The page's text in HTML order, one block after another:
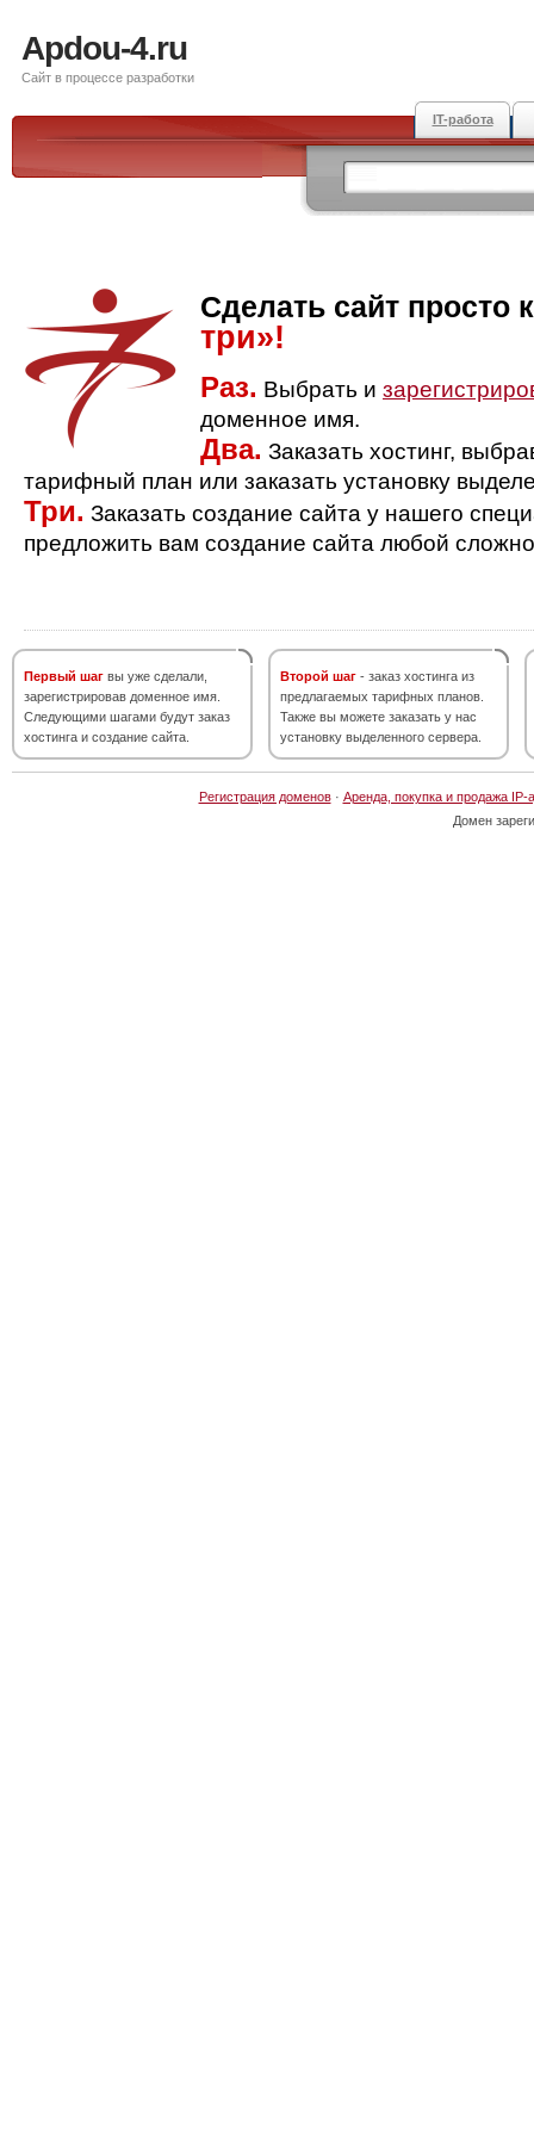
Apdou-4.ru
Сайт в процессе разработки
IT-работа
Сделать сайт просто
три»!
Раз. Выбрать и
доменное имя.
Два. Заказать хостинг,
тарифный план или заказать установку
Три. Заказать создание сайта у нашего
предложить вам создание сайта любой
Первый шаг вы уже сделали,
зарегистрировав доменное имя.
Следующими шагами будут заказ
хостинга и создание сайта.
Второй шаг - заказ хостинга из
предлагаемых тарифных планов.
Также вы можете заказать у нас
установку выделенного сервера.
Регистрация доменов· Аренда, покупка и продажа IP-
Домен